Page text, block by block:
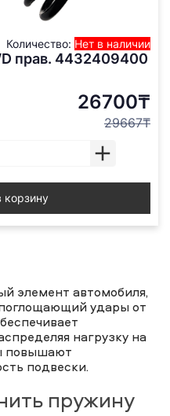
Количество: Нет в наличии
прав. 4432409400
26700₸
29667₸
корзину
элемент автомобиля,
удары от
нагрузку на
повышают
подвески.
пружину